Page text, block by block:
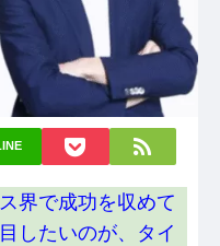
界で成功を収めて
したいのが、タイ